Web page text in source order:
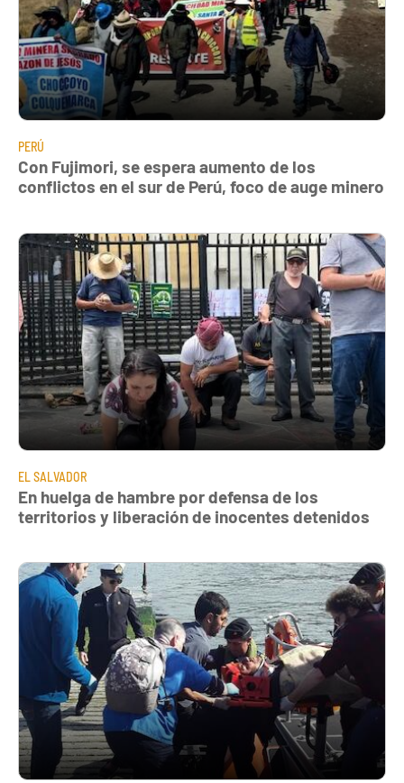
PERÚ
Con Fujimori, se espera aumento de los
conflictos en el sur de Perú, foco de auge minero
EL SALVADOR
En huelga de hambre por defensa de los
territorios y liberación de inocentes detenidos